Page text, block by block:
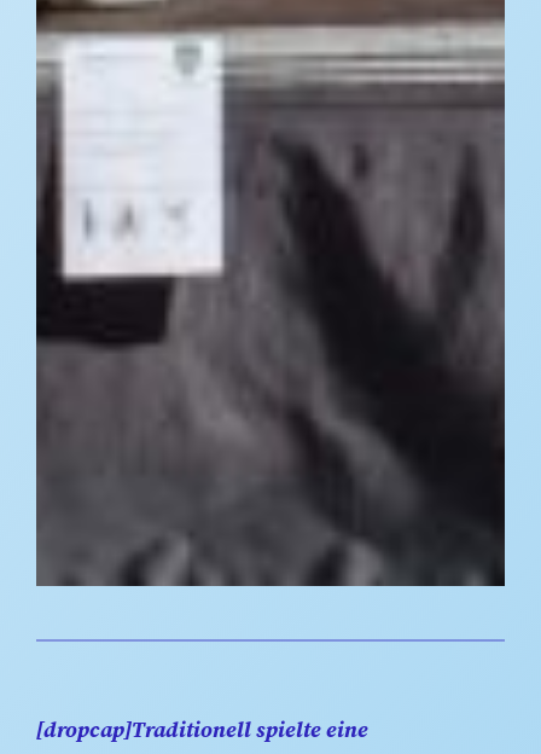
[dropcap]Traditionell spielte eine